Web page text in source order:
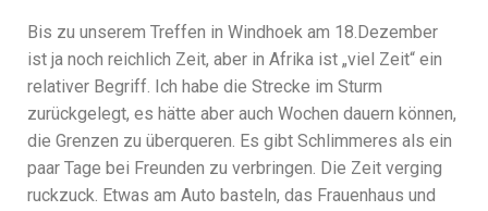
Bis zu unserem Treffen in Windhoek am 18.Dezember
ist ja noch reichlich Zeit, aber in Afrika ist „viel Zeit“ ein
relativer Begriff. Ich habe die Strecke im Sturm
zurückgelegt, es hätte aber auch Wochen dauern können,
die Grenzen zu überqueren. Es gibt Schlimmeres als ein
paar Tage bei Freunden zu verbringen. Die Zeit verging
ruckzuck. Etwas am Auto basteln, das Frauenhaus und